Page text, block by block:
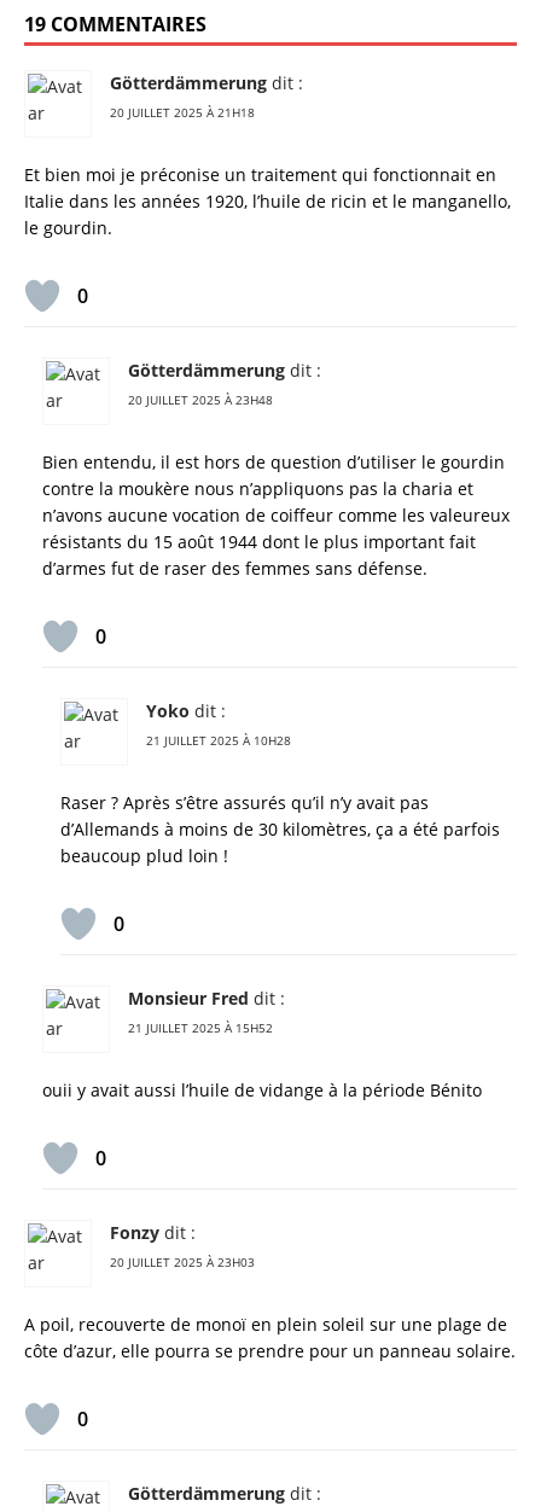
19 COMMENTAIRES
Götterdämmerung dit :
20 JUILLET 2025 À 21H18
Et bien moi je préconise un traitement qui fonctionnait en
Italie dans les années 1920, l’huile de ricin et le manganello,
le gourdin.
0
Götterdämmerung dit :
20 JUILLET 2025 À 23H48
Bien entendu, il est hors de question d’utiliser le gourdin
contre la moukère nous n’appliquons pas la charia et
n’avons aucune vocation de coiffeur comme les valeureux
résistants du 15 août 1944 dont le plus important fait
d’armes fut de raser des femmes sans défense.
0
Yoko dit :
21 JUILLET 2025 À 10H28
Raser ? Après s’être assurés qu’il n’y avait pas
d’Allemands à moins de 30 kilomètres, ça a été parfois
beaucoup plud loin !
0
Monsieur Fred dit :
21 JUILLET 2025 À 15H52
ouii y avait aussi l’huile de vidange à la période Bénito
0
Fonzy dit :
20 JUILLET 2025 À 23H03
A poil, recouverte de monoï en plein soleil sur une plage de
côte d’azur, elle pourra se prendre pour un panneau solaire.
0
Götterdämmerung dit :